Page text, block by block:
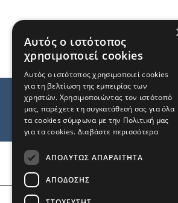
Αυτός ο ιστότοπος
χρησιμοποιεί cookies
Αυτός ο ιστότοπος χρησιμοποιεί cookies
για τη βελτίωση της εμπειρίας των
χρηστών. Χρησιμοποιώντας τον ιστότοπό
μας, παρέχετε τη συγκατάθεσή σας για όλα
τα cookies σύμφωνα με την Πολιτική μας
για τα cookies. Διαβάστε περισσότερα
ΑΠΟΛΎΤΩΣ ΑΠΑΡΑΊΤΗΤΑ
ΑΠΌΔΟΣΗΣ